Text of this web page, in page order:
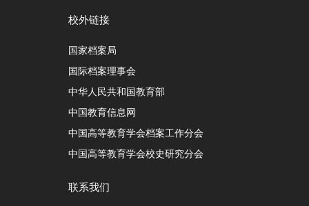
校外链接
国家档案局
国际档案理事会
中华人民共和国教育部
中国教育信息网
中国高等教育学会档案工作分会
中国高等教育学会校史研究分会
联系我们